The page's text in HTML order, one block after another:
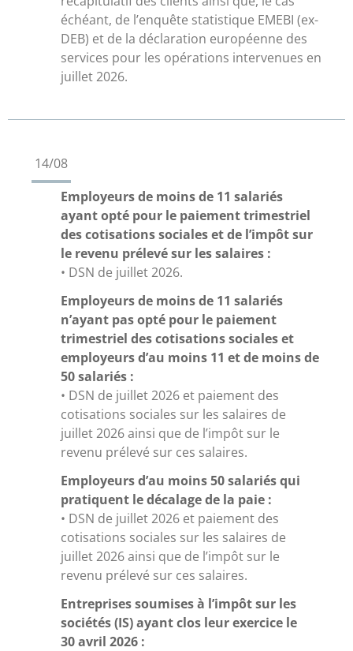
échéant, de l’enquête statistique EMEBI (ex-
DEB) et de la déclaration européenne des
services pour les opérations intervenues en
juillet 2026.
14/08
Employeurs de moins de 11 salariés
ayant opté pour le paiement trimestriel
des cotisations sociales et de l’impôt sur
le revenu prélevé sur les salaires :
• DSN de juillet 2026.
Employeurs de moins de 11 salariés
n’ayant pas opté pour le paiement
trimestriel des cotisations sociales et
employeurs d’au moins 11 et de moins de
50 salariés :
• DSN de juillet 2026 et paiement des
cotisations sociales sur les salaires de
juillet 2026 ainsi que de l’impôt sur le
revenu prélevé sur ces salaires.
Employeurs d’au moins 50 salariés qui
pratiquent le décalage de la paie :
• DSN de juillet 2026 et paiement des
cotisations sociales sur les salaires de
juillet 2026 ainsi que de l’impôt sur le
revenu prélevé sur ces salaires.
Entreprises soumises à l’impôt sur les
sociétés (IS) ayant clos leur exercice le
30 avril 2026 :